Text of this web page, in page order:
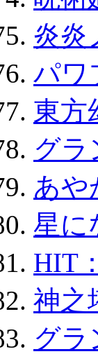
炎炎
パワ
東方
グラ
あや
星に
HIT
神之
グラ